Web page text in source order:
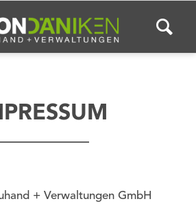
+ Verwaltungen GmbH